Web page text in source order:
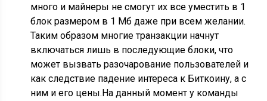
много и майнеры не смогут их все уместить в 1
блок размером в 1 Мб даже при всем желании.
Таким образом многие транзакции начнут
включаться лишь в последующие блоки, что
может вызвать разочарование пользователей и
как следствие падение интереса к Биткоину, а с
ним и его цены.На данный момент у команды